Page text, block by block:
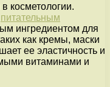
косметологии.
питательным
ингредиентом для
как кремы, маски
ее эластичность и
витаминами и